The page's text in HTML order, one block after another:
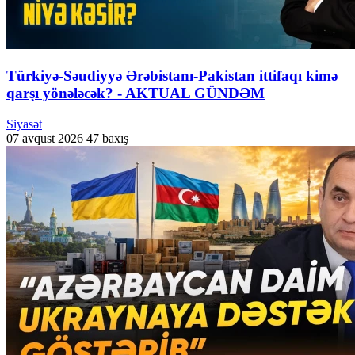
Türkiyə-Səudiyyə Ərəbistanı-Pakistan ittifaqı kimə
qarşı yönələcək? - AKTUAL GÜNDƏM
Siyasət
07 avqust 2026 47 baxış